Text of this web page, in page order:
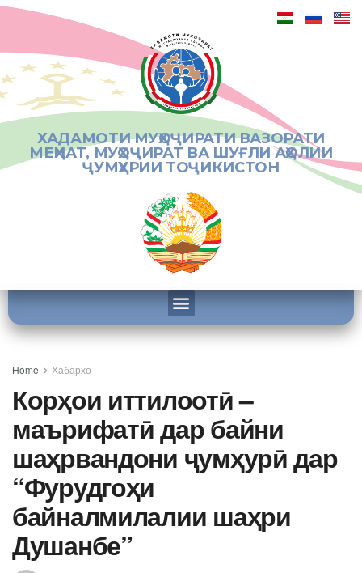
ХАДАМОТИ МУҲОҶИРАТИ ВАЗОРАТИ
МЕҲНАТ, МУҲОҶИРАТ ВА ШУҒЛИ АҲОЛИИ
ҶУМҲУРИИ ТОҶИКИСТОН
Home Хабархо
Корҳои иттилоотӣ –
маърифатӣ дар байни
шаҳрвандони ҷумҳурӣ дар
“Фурудгоҳи
байналмилалии шаҳри
Душанбе”